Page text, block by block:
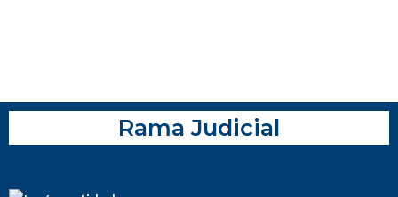
Rama Judicial